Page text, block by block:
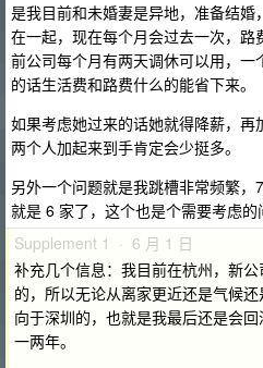
是我目前和未婚妻是异地，准备结
在一起，现在每个月会过去一次，路
前公司每个月有两天调休可以用，
的话生活费和路费什么的能省下来。
如果考虑她过来的话她就得降薪，
两个人加起来到手肯定会少挺多。
另外一个问题就是我跳槽非常频繁
就是 6 家了，这个也是个需要考虑的
Supplement 1 · 6 月 1 日
补充几个信息：我目前在杭州，新
的，所以无论从离家更近还是气候
向于深圳的，也就是我最后还是会
一两年。